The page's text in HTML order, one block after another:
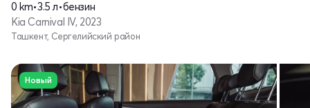
0 km•3.5 л•бензин
Kia Carnival IV, 2023
Ташкент, Сергелийский район
Новый